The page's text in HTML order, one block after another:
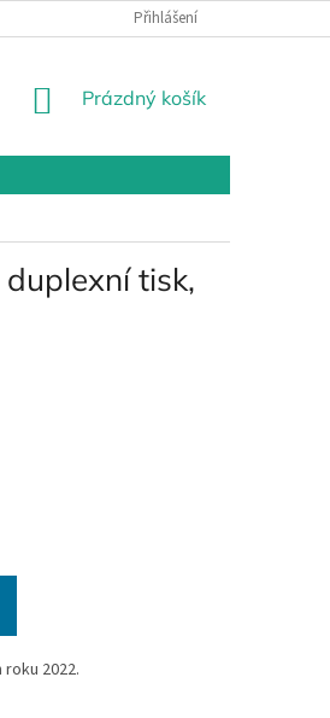
Přihlášení
NÁKUPNÍ
Prázdný košík
tisk,
2022.